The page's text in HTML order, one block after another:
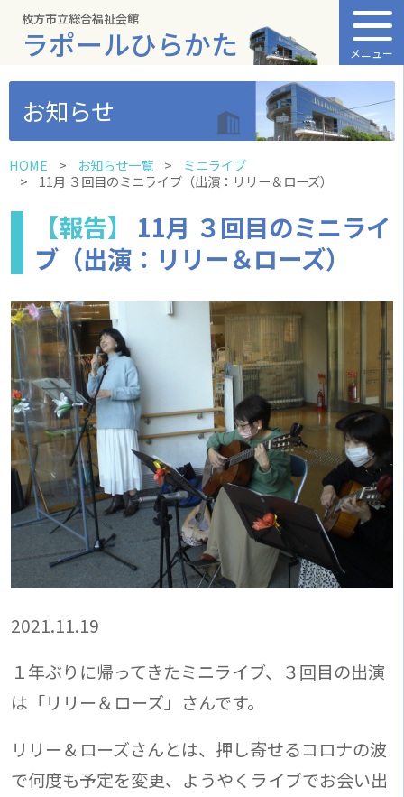
枚方市立総合福祉会館
ラポールひらかた メニュー
お知らせ
HOME お知らせ一覧
ミニライブ
11月 ３回目のミニライブ（出演：リリー＆ローズ）
【報告】
11月 ３回目のミニライ
ブ（出演：リリー＆ローズ）
2021.11.19
１年ぶりに帰ってきたミニライブ、３回目の出演
は「リリー＆ローズ」さんです。
リリー＆ローズさんとは、押し寄せるコロナの波
で何度も予定を変更、ようやくライブでお会い出